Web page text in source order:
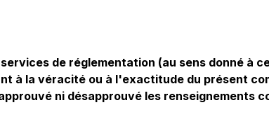
de réglementation (au sens donné à
à la véracité ou à l'exactitude du présent
ni désapprouvé les renseignements